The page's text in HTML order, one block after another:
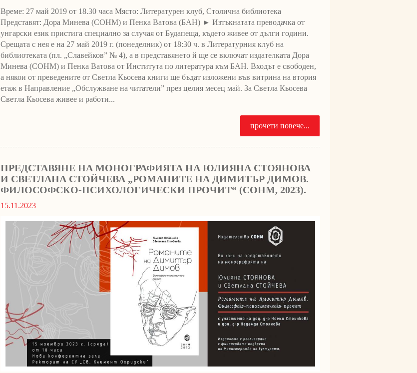
Време: 27 май 2019 от 18.30 часа Място: Литературен клуб, Столична библиотека
Представят: Дора Минева (СОНМ) и Пенка Ватова (БАН) ► Изтъкнатата преводачка от
унгарски език пристига специално за случая от Будапеща, където живее от дълги години.
Срещата с нея е на 27 май 2019 г. (понеделник) от 18:30 ч. в Литературния клуб на
библиотеката (пл. „Славейков” № 4), а в представянето й ще се включат издателката Дора
Минева (СОНМ) и Пенка Ватова от Института по литература към БАH. Входът е свободен,
а някои от преведените от Светла Кьосева книги ще бъдат изложени във витрина на втория
етаж в Направление „Обслужване на читатели” през целия месец май. За Светла Кьосева
Светла Кьосева живее и работи...
прочети повече...
ПРЕДСТАВЯНЕ НА МОНОГРАФИЯТА НА ЮЛИЯНА СТОЯНОВА
И СВЕТЛАНА СТОЙЧЕВА „РОМАНИТЕ НА ДИМИТЪР ДИМОВ.
ФИЛОСОФСКО-ПСИХОЛОГИЧЕСКИ ПРОЧИТ“ (СОНМ, 2023).
15.11.2023